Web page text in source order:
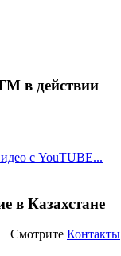
в действии
с YouTUBE...
в Казахстане
Смотрите Контакты